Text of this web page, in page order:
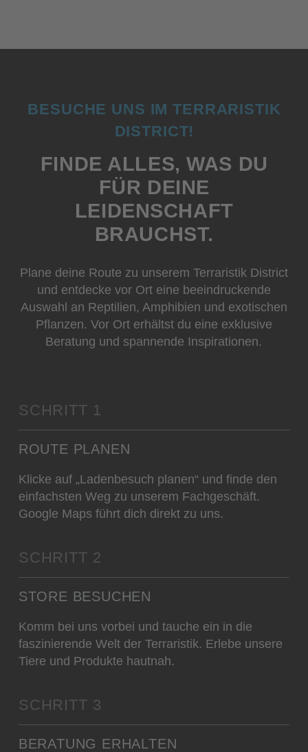
BESUCHE UNS IM TERRARISTIK
DISTRICT!
FINDE ALLES, WAS DU
FÜR DEINE
LEIDENSCHAFT
BRAUCHST.
Plane deine Route zu unserem Terraristik District
und entdecke vor Ort eine beeindruckende
Auswahl an Reptilien, Amphibien und exotischen
Pflanzen. Vor Ort erhältst du eine exklusive
Beratung und spannende Inspirationen.
SCHRITT 1
ROUTE PLANEN
Klicke auf „Ladenbesuch planen“ und finde den
einfachsten Weg zu unserem Fachgeschäft.
Google Maps führt dich direkt zu uns.
SCHRITT 2
STORE BESUCHEN
Komm bei uns vorbei und tauche ein in die
faszinierende Welt der Terraristik. Erlebe unsere
Tiere und Produkte hautnah.
SCHRITT 3
BERATUNG ERHALTEN